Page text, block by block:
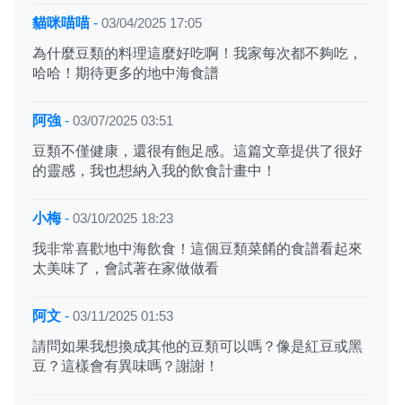
貓咪喵喵- 03/04/2025 17:05
為什麼豆類的料理這麼好吃啊！我家每次都不夠吃，
哈哈！期待更多的地中海食譜
阿強 - 03/07/2025 03:51
豆類不僅健康，還很有飽足感。這篇文章提供了很好
的靈感，我也想納入我的飲食計畫中！
小梅- 03/10/2025 18:23
我非常喜歡地中海飲食！這個豆類菜餚的食譜看起來
太美味了，會試著在家做做看
阿文 - 03/11/2025 01:53
請問如果我想換成其他的豆類可以嗎？像是紅豆或黑
豆？這樣會有異味嗎？謝謝！